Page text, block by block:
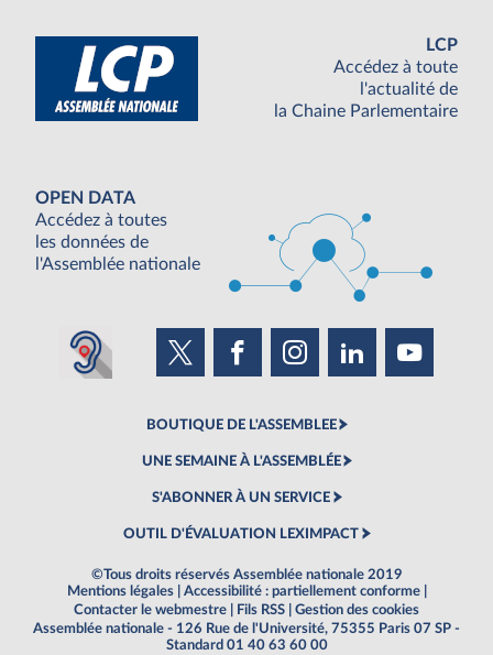
LCP
Accédez à toute
l'actualité de
la Chaine Parlementaire
OPEN DATA
Accédez à toutes
les données de
l'Assemblée nationale
BOUTIQUE DE L'ASSEMBLEE
UNE SEMAINE À L'ASSEMBLÉE
S'ABONNER À UN SERVICE
OUTIL D'ÉVALUATION LEXIMPACT
©Tous droits réservés Assemblée nationale 2019
Mentions légales
Accessibilité : partiellement conforme
Contacter le webmestre
Fils RSS
Gestion des cookies
Assemblée nationale - 126 Rue de l'Université, 75355 Paris 07 SP -
Standard 01 40 63 60 00